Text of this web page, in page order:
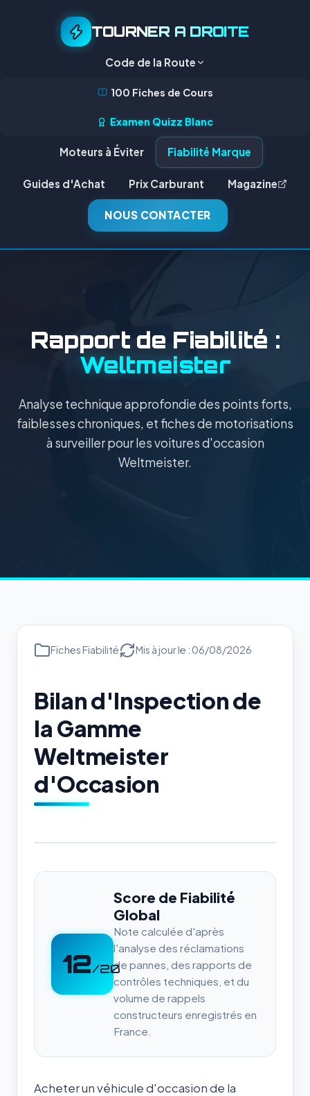
TOURNER A DROITE
Code de la Route
100 Fiches de Cours
Examen Quizz Blanc
Moteurs à Éviter Fiabilité Marque
Guides d'Achat Prix Carburant Magazine
NOUS CONTACTER
Rapport de Fiabilité :
Weltmeister
Analyse technique approfondie des points forts,
faiblesses chroniques, et fiches de motorisations
à surveiller pour les voitures d'occasion
Weltmeister.
Fiches Fiabilité Mis à jour le : 06/08/2026
Bilan d'Inspection de
la Gamme
Weltmeister
d'Occasion
12/20
Score de Fiabilité
Global
Note calculée d'après
l'analyse des réclamations
de pannes, des rapports de
contrôles techniques, et du
volume de rappels
constructeurs enregistrés en
France.
Acheter un véhicule d'occasion de la